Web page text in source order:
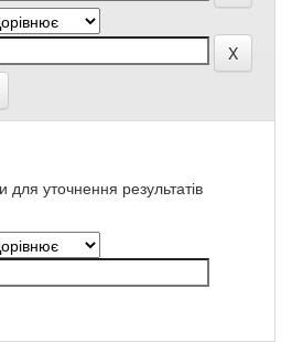
для уточнення результатів